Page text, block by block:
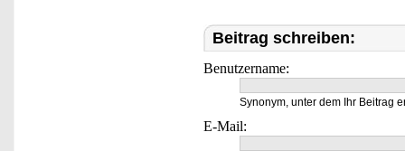
Beitrag schreiben:
Benutzername:
Synonym, unter dem Ihr Beitrag
E-Mail: